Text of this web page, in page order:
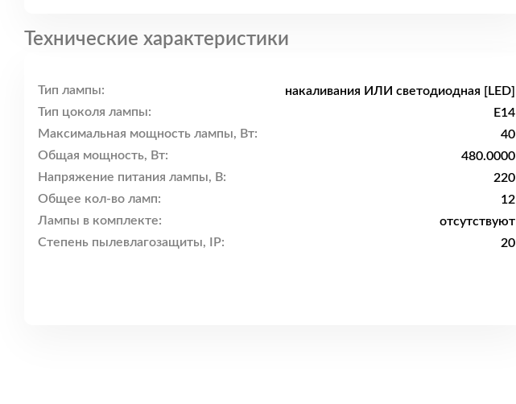
Технические характеристики
Тип лампы:
накаливания ИЛИ светодиодная [LED]
Тип цоколя лампы:
E14
Максимальная мощность лампы, Вт:
40
Общая мощность, Вт:
480.0000
Напряжение питания лампы, В:
220
Общее кол-во ламп:
12
Лампы в комплекте:
отсутствуют
Степень пылевлагозащиты, IP:
20